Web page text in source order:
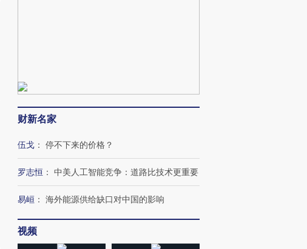
财新名家
伍戈 ： 停不下来的价格？
罗志恒 ： 中美人工智能竞争：道路比技术更重要
易峘 ： 海外能源供给缺口对中国的影响
视频